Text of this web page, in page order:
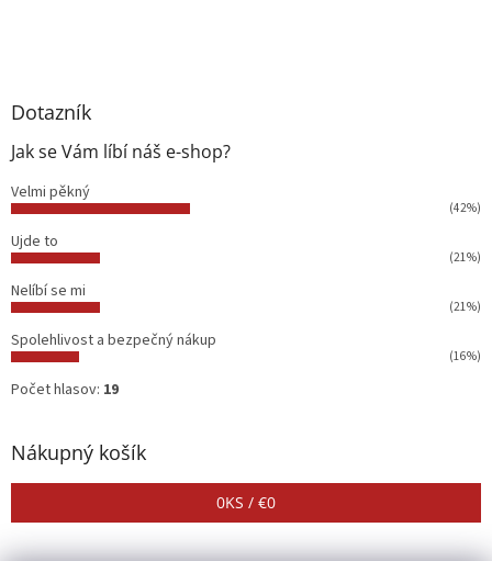
Dotazník
Jak se Vám líbí náš e-shop?
Velmi pěkný
(42%)
Ujde to
(21%)
Nelíbí se mi
(21%)
Spolehlivost a bezpečný nákup
(16%)
Počet hlasov: 19
Nákupný košík
0KS / €0